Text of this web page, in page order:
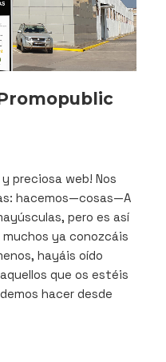
preciosa web! Nos
hacemos—cosas—A
pero es así
muchos ya conozcáis
hayáis oído
que os estéis
hacer desde